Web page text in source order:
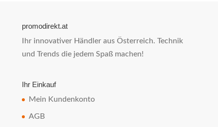
promodirekt.at
Ihr innovativer Händler aus Österreich. Technik
und Trends die jedem Spaß machen!
Ihr Einkauf
Mein Kundenkonto
AGB